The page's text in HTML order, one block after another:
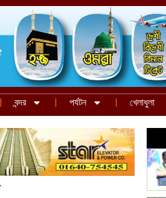
বন্দর পর্যটন খেলাধুলা